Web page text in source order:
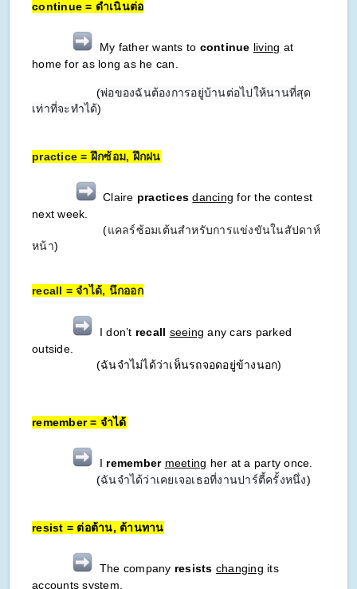
continue = ดำเนินต่อ
My father wants to continue living at
home for as long as he can.
(พ่อของฉันต้องการอยู่บ้านต่อไปให้นานที่สุด
เท่าที่จะทำได้)
practice = ฝึกซ้อม, ฝึกฝน
Claire practices dancing for the contest
next week.
(แคลร์ซ้อมเต้นสำหรับการแข่งขันในสัปดาห์
หน้า)
recall = จำได้, นึกออก
I don’t recall seeing any cars parked
outside.
(ฉันจำไม่ได้ว่าเห็นรถจอดอยู่ข้างนอก)
remember = จำได้
I remember meeting her at a party once.
(ฉันจำได้ว่าเคยเจอเธอที่งานปาร์ตี้ครั้งหนึ่ง)
resist = ต่อต้าน, ต้านทาน
The company resists changing its
accounts system.